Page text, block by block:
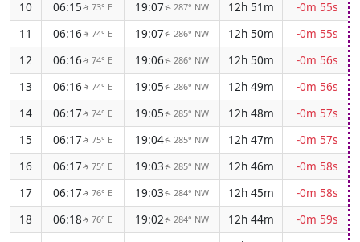
10
06:15↑73° E 19:07↑ 287° NW 12h 51m
-0m 55s
11
06:16↑ 74° E 19:07↑ 286° NW 12h 50m
-0m 55s
12
06:16↑ 74° E 19:06↑ 286° NW 12h 50m
-0m 56s
13
06:16↑ 74° E 19:05↑ 286° NW 12h 49m
-0m 56s
14
06:17↑ 74° E 19:05↑ 285° NW 12h 48m
-0m 57s
15
06:17↑ 75° E 19:04↑ 285° NW 12h 47m
-0m 57s
16
06:17↑ 75° E 19:03↑ 285° NW 12h 46m
-0m 58s
17
06:17↑ 76° E 19:03↑ 284° NW 12h 45m
-0m 58s
18
06:18↑ 76° E 19:02↑ 284° NW 12h 44m
-0m 59s